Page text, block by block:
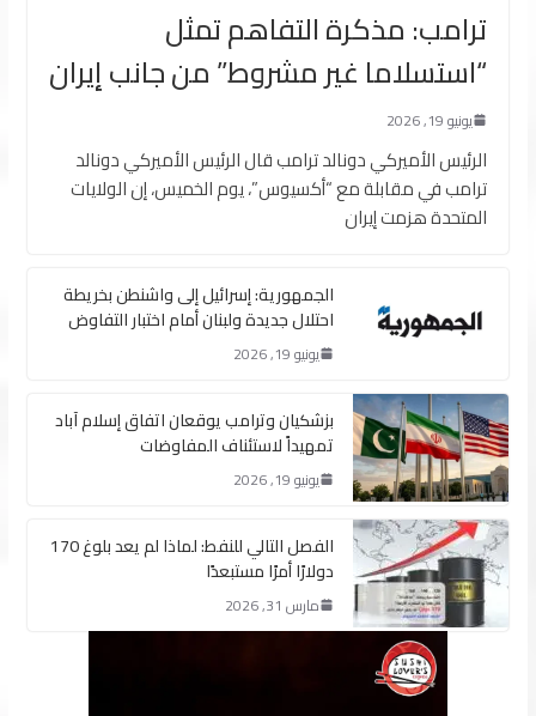
ترامب: مذكرة التفاهم تمثل
“استسلاما غير مشروط” من جانب إيران
يونيو 19, 2026
الرئيس الأميركي دونالد ترامب قال الرئيس الأميركي دونالد
ترامب في مقابلة مع “أكسيوس”، يوم الخميس، إن الولايات
المتحدة هزمت إيران
الجمهورية: إسرائيل إلى واشنطن بخريطة
احتلال جديدة ولبنان أمام اختبار التفاوض
يونيو 19, 2026
بزشكيان وترامب يوقعان اتفاق إسلام آباد
تمهيداً لاستئناف المفاوضات
يونيو 19, 2026
الفصل التالي للنفط: لماذا لم يعد بلوغ 170
دولارًا أمرًا مستبعدًا
مارس 31, 2026